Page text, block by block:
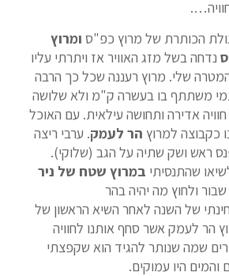
הכותרת של מרוץ כפ"ס ומרוץ
נדחה בשל מזג האוויר אז ויתרתי עליו
שלי. מרוץ רעננה שכל כך הרבה
משתתף בו בעשרה ק"מ ולא שלושה
אדירה ותחושה עילאית. עם האוכל
כקבוצה למרוץ הר לעמק. ערבי ריצה
ראש ושק שתיה על הגב (שלוקי).
שהתנסיתי במרוץ שטח של ניר
ולחוץ מה יהיה בהר
של השנה לאחר השיא הראשון של
הר לעמק אשר סחף אותנו לחוויה
שמה שנותר להגיד הוא שקפצתי
והמים היו עמוקים.